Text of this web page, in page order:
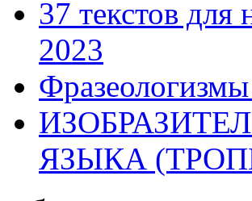
37 текстов
2023
ЯЗЫКА